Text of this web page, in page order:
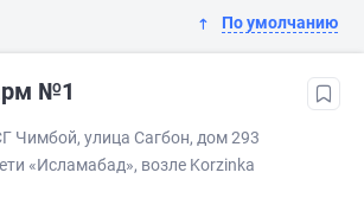
По умолчанию
№1
Чимбой, улица Сагбон, дом 293
«Исламабад», возле Korzinka